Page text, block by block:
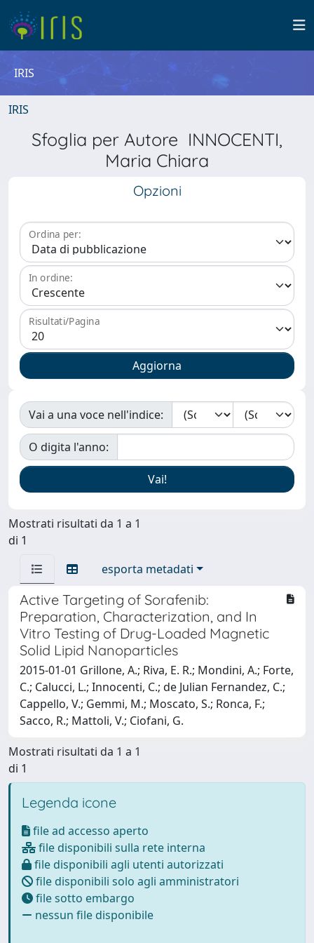
IRIS
IRIS
Sfoglia per Autore INNOCENTI,
Maria Chiara
Opzioni
Ordina per:
In ordine:
Risultati/Pagina
Vai a una voce nell'indice:
O digita l'anno:
Mostrati risultati da 1 a 1
di 1
esporta metadati
Active Targeting of Sorafenib:
Preparation, Characterization, and In
Vitro Testing of Drug-Loaded Magnetic
Solid Lipid Nanoparticles
2015-01-01 Grillone, A.; Riva, E. R.; Mondini, A.; Forte,
C.; Calucci, L.; Innocenti, C.; de Julian Fernandez, C.;
Cappello, V.; Gemmi, M.; Moscato, S.; Ronca, F.;
Sacco, R.; Mattoli, V.; Ciofani, G.
Mostrati risultati da 1 a 1
di 1
Legenda icone
file ad accesso aperto
file disponibili sulla rete interna
file disponibili agli utenti autorizzati
file disponibili solo agli amministratori
file sotto embargo
nessun file disponibile